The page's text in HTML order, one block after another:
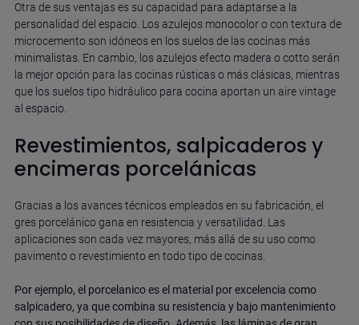
Otra de sus ventajas es su capacidad para adaptarse a la
personalidad del espacio. Los azulejos monocolor o con textura de
microcemento son idóneos en los suelos de las cocinas más
minimalistas. En cambio, los azulejos efecto madera o cotto serán
la mejor opción para las cocinas rústicas o más clásicas, mientras
que los suelos tipo hidráulico para cocina aportan un aire vintage
al espacio.
Revestimientos, salpicaderos y
encimeras porcelánicas
Gracias a los avances técnicos empleados en su fabricación, el
gres porcelánico gana en resistencia y versatilidad. Las
aplicaciones son cada vez mayores, más allá de su uso como
pavimento o revestimiento en todo tipo de cocinas.
Por ejemplo, el porcelanico es el material por excelencia como
salpicadero, ya quecombina su resistencia y bajo mantenimiento